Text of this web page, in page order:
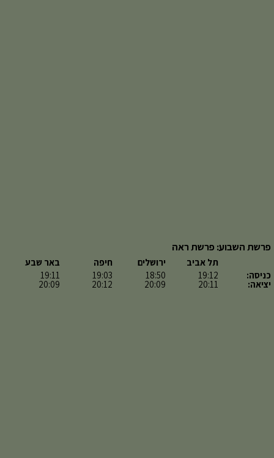
פרשת השבוע: פרשת ראה
כניסה:
יציאה:
תל אביב
19:12
20:11
ירושלים
18:50
20:09
חיפה
19:03
20:12
באר שבע
19:11
20:09